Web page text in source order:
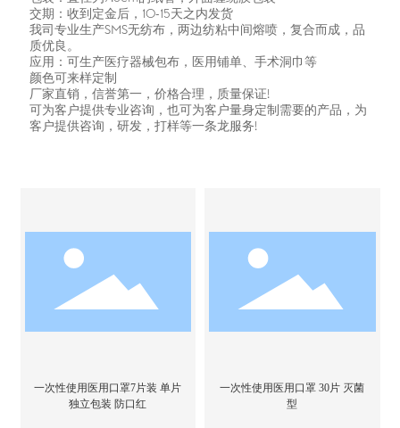
交期：收到定金后，10-15天之内发货
我司专业生产SMS无纺布，两边纺粘中间熔喷，复合而成，品
质优良。
应用：可生产医疗器械包布，医用铺单、手术洞巾等
颜色可来样定制
厂家直销，信誉第一，价格合理，质量保证!
可为客户提供专业咨询，也可为客户量身定制需要的产品，为
客户提供咨询，研发，打样等一条龙服务!
一次性使用医用口罩7片装 单片
独立包装 防口红
一次性使用医用口罩 30片 灭菌
型